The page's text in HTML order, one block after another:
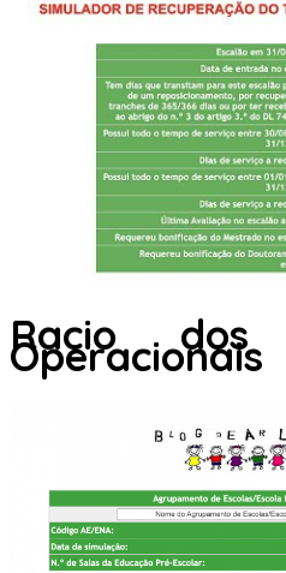
Racio dos
Operacionais